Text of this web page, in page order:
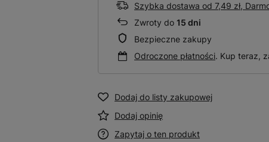
Szybka dostawa od 7,49 zł,
Zwroty do 15 dni
Bezpieczne zakupy
Odroczone płatności. Kup teraz,
Dodaj do listy zakupowej
Dodaj opinię
Zapytaj o ten produkt